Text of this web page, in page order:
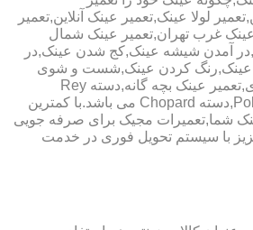
لولا عینک,تعمیر عینک آنلاین,تعمیر
غرب تهران,تعمیر عینک شمال
آمدن شیشه عینک,کج شدن عینک,در
عینک,رنگ کردن عینک,شست و شوی
عینک,شکستن عینک فلزی,تعمیر عینک بچه گانه,دسته Rey
Ban,دسته AO,دسته Police,دسته Chopard می باشد.با کمترین
شما,تعمیرات مجیک برای صرفه جویی
با سیستم تحویل فوری در خدمت